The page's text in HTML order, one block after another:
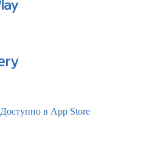
Доступно в App Store